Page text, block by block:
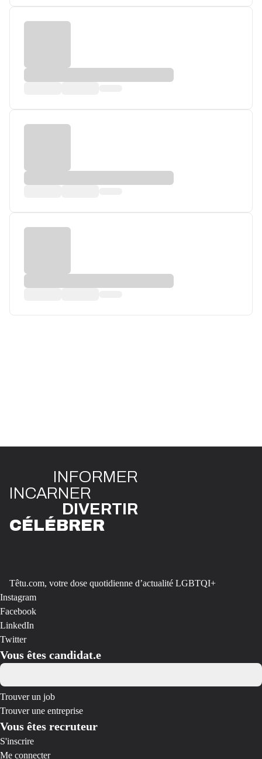
INFORMER
INCARNER
DIVERTIR
CÉLÉBRER
Têtu.com, votre dose quotidienne d’actualité LGBTQI+
Instagram
Facebook
LinkedIn
Twitter
Vous êtes candidat.e
Trouver un job
Trouver une entreprise
Vous êtes recruteur
S'inscrire
Me connecter